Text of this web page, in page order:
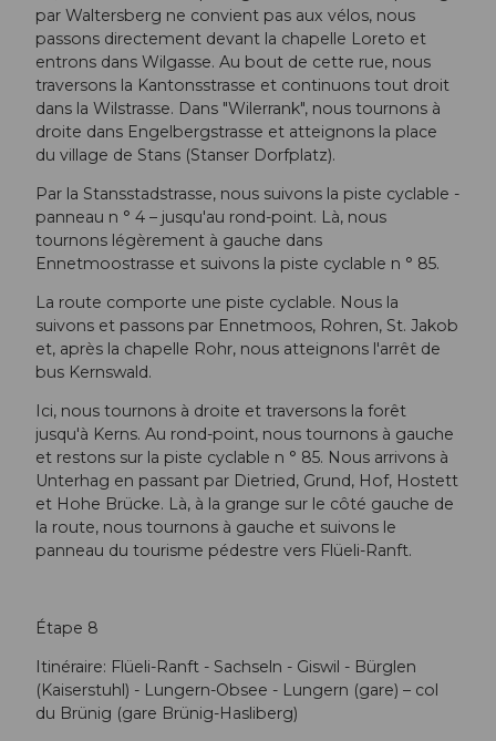
par Waltersberg ne convient pas aux vélos, nous
passons directement devant la chapelle Loreto et
entrons dans Wilgasse. Au bout de cette rue, nous
traversons la Kantonsstrasse et continuons tout droit
dans la Wilstrasse. Dans "Wilerrank", nous tournons à
droite dans Engelbergstrasse et atteignons la place
du village de Stans (Stanser Dorfplatz).
Par la Stansstadstrasse, nous suivons la piste cyclable -
panneau n ° 4 – jusqu'au rond-point. Là, nous
tournons légèrement à gauche dans
Ennetmoostrasse et suivons la piste cyclable n ° 85.
La route comporte une piste cyclable. Nous la
suivons et passons par Ennetmoos, Rohren, St. Jakob
et, après la chapelle Rohr, nous atteignons l'arrêt de
bus Kernswald.
Ici, nous tournons à droite et traversons la forêt
jusqu'à Kerns. Au rond-point, nous tournons à gauche
et restons sur la piste cyclable n ° 85. Nous arrivons à
Unterhag en passant par Dietried, Grund, Hof, Hostett
et Hohe Brücke. Là, à la grange sur le côté gauche de
la route, nous tournons à gauche et suivons le
panneau du tourisme pédestre vers Flüeli-Ranft.
Étape 8
Itinéraire: Flüeli-Ranft - Sachseln - Giswil - Bürglen
(Kaiserstuhl) - Lungern-Obsee - Lungern (gare) – col
du Brünig (gare Brünig-Hasliberg)